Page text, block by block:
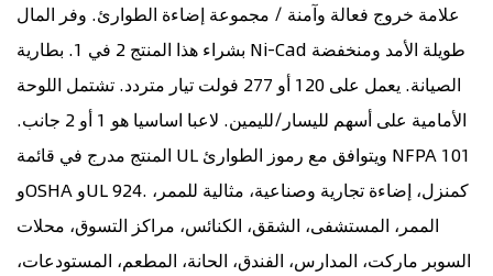
علامة خروج فعالة وآمنة / مجموعة إضاءة الطوارئ. وفر المال
بشراء هذا المنتج 2 في 1. بطارية Ni-Cad طويلة الأمد ومنخفضة
الصيانة. يعمل على 120 أو 277 فولت تيار متردد. تشتمل اللوحة
الأمامية على أسهم لليسار/لليمين. لاعبا اساسيا هو 1 أو 2 جانب.
المنتج مدرج في قائمة UL ويتوافق مع رموز الطوارئ NFPA 101
وOSHA وUL 924. كمنزل، إضاءة تجارية وصناعية، مثالية للممر،
الممر، المستشفى، الشقق، الكنائس، مراكز التسوق، محلات
السوبر ماركت، المدارس، الفندق، الحانة، المطعم، المستودعات،